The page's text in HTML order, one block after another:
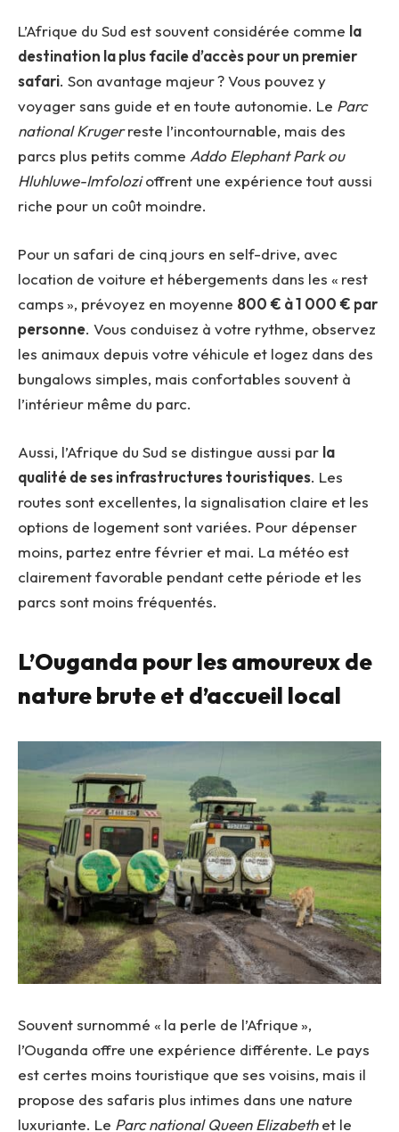
L’Afrique du Sud est souvent considérée comme la
destination la plus facile d’accès pour un premier
safari. Son avantage majeur ? Vous pouvez y
voyager sans guide et en toute autonomie. Le Parc
national Krugerreste l’incontournable, mais des
parcs plus petits comme Addo Elephant Park ou
Hluhluwe-Imfolozioffrent une expérience tout aussi
riche pour un coût moindre.
Pour un safari de cinq jours en self-drive, avec
location de voiture et hébergements dans les « rest
camps », prévoyez en moyenne 800 € à 1 000 € par
personne. Vous conduisez à votre rythme, observez
les animaux depuis votre véhicule et logez dans des
bungalows simples, mais confortables souvent à
l’intérieur même du parc.
Aussi, l’Afrique du Sud se distingue aussi par la
qualité de ses infrastructures touristiques. Les
routes sont excellentes, la signalisation claire et les
options de logement sont variées. Pour dépenser
moins, partez entre février et mai. La météo est
clairement favorable pendant cette période et les
parcs sont moins fréquentés.
L’Ouganda pour les amoureux de
nature brute et d’accueil local
Souvent surnommé « la perle de l’Afrique »,
l’Ouganda offre une expérience différente. Le pays
est certes moins touristique que ses voisins, mais il
propose des safaris plus intimes dans une nature
luxuriante. Le Parc national Queen Elizabethet le